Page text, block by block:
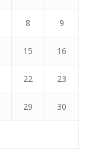
8 9
15 16
22 23
29 30